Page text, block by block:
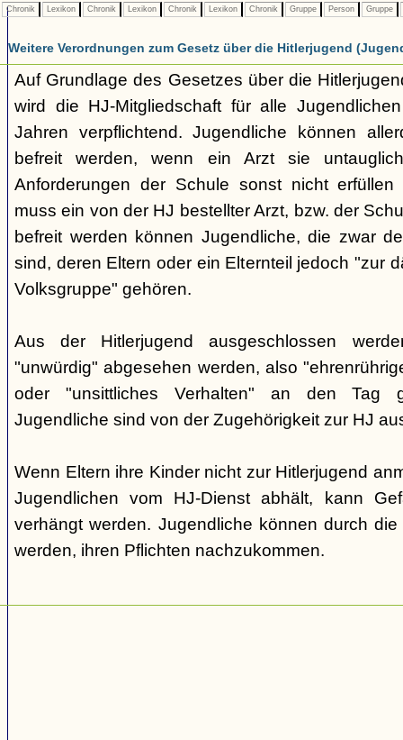
Chronik Lexikon Chronik Lexikon Chronik Lexikon Chronik Gruppe Person Gruppe
Weitere Verordnungen zum Gesetz über die Hitlerjugend
Auf Grundlage des Gesetzes über die
wird die HJ-Mitgliedschaft für alle
Jahren verpflichtend. Jugendliche können
befreit werden, wenn ein Arzt sie
Anforderungen der Schule sonst nicht
muss ein von der HJ bestellter Arzt, bzw. der
befreit werden können Jugendliche, die zwar
sind, deren Eltern oder ein Elternteil jedoch "zur
Volksgruppe" gehören.
Aus der Hitlerjugend ausgeschlossen
"unwürdig" abgesehen werden, also
oder "unsittliches Verhalten" an den Tag
Jugendliche sind von der Zugehörigkeit zur HJ
Wenn Eltern ihre Kinder nicht zur Hitlerjugend
Jugendlichen vom HJ-Dienst abhält, kann
verhängt werden. Jugendliche können durch
werden, ihren Pflichten nachzukommen.